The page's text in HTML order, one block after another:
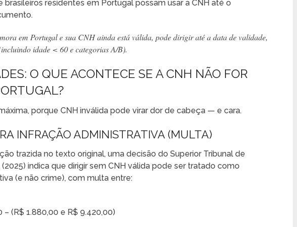
brasileiros residentes em Portugal possam usar a CNH até o
em Portugal e sua CNH ainda está válida, pode dirigir até a data de validade,
idade < 60 e categorias A/B).
O QUE ACONTECE SE A CNH NÃO FOR
porque CNH inválida pode virar dor de cabeça — e cara.
INFRAÇÃO ADMINISTRATIVA (MULTA)
trazida no texto original, uma decisão do Superior Tribunal de
indica que dirigir sem CNH válida pode ser tratado como
(e não crime), com multa entre:
(R$ 1.880,00 e R$ 9.420,00)